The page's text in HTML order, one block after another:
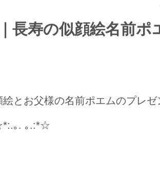
長寿の似顔絵名前ポ
とお父様の名前ポエムのプレゼ
｡. ｡.:*☆